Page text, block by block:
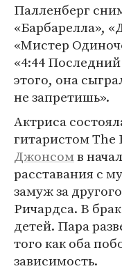
Палленберг
«Барбарелла»,
«Мистер
«4:44
этого, она
не запретишь».
Актриса
гитаристом The
Джонсомв
расставания с
замуж за
Ричардса. В
детей. Пара
того как оба
зависимость.